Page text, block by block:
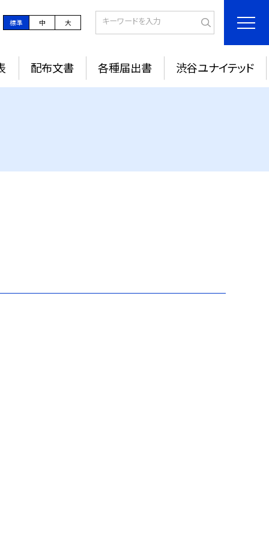
標準 中 大
配布文書 各種届出書 渋谷ユナイテッド